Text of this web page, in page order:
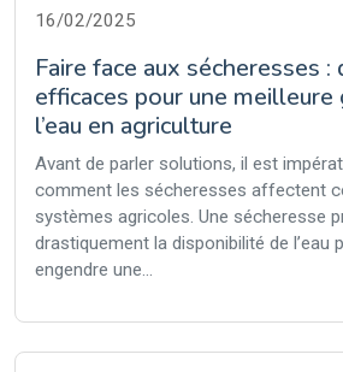
16/02/2025
Faire face aux sécheresses
efficaces pour une meilleure
l’eau en agriculture
Avant de parler solutions, il est
comment les sécheresses affectent
systèmes agricoles. Une sécheresse
drastiquement la disponibilité de l’eau
engendre une...